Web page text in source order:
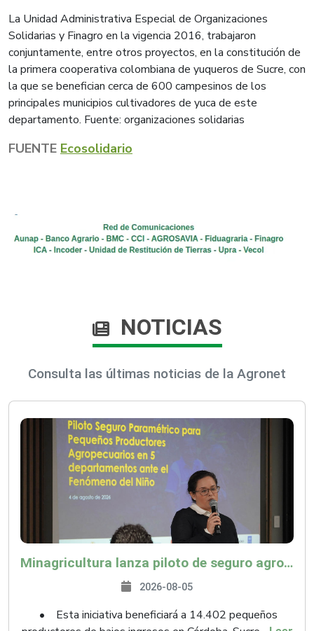
La Unidad Administrativa Especial de Organizaciones
Solidarias y Finagro en la vigencia 2016, trabajaron
conjuntamente, entre otros proyectos, en la constitución de
la primera cooperativa colombiana de yuqueros de Sucre, con
la que se benefician cerca de 600 campesinos de los
principales municipios cultivadores de yuca de este
departamento. Fuente: organizaciones solidarias
FUENTE Ecos​olidario
NOTICIAS
Consulta las últimas noticias de la Agronet
Minagricultura lanza piloto de seguro agropecuario por $9.625 millones para proteger a más de 14.000 pequeños productores contra riesgos del Fenómeno de El Niño
2026-08-05
• Esta iniciativa beneficiará a 14.402 pequeños